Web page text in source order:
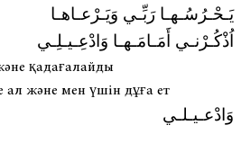
يَـحْـرُسُـهـا رَبِّـي وَيَـرْعـاهـا
اُذْكُـرْنـي أَمَـامَـهـا وَادْعِـيـلِـي
қадағалайды
және мен үшін дұға ет
وَادْعـيـلـي